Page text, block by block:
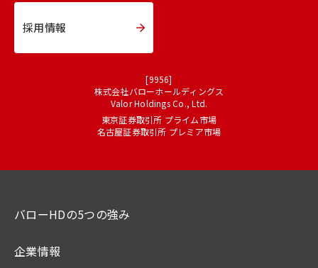
採用情報
[9956]
株式会社バローホールディングス
Valor Holdings Co., Ltd.
東京証券取引所 プライム市場
名古屋証券取引所 プレミア市場
バローHDの5つの強み
企業情報